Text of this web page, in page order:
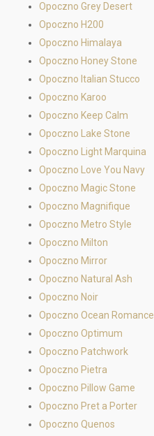
Opoczno Grey Desert
Opoczno H200
Opoczno Himalaya
Opoczno Honey Stone
Opoczno Italian Stucco
Opoczno Karoo
Opoczno Keep Calm
Opoczno Lake Stone
Opoczno Light Marquina
Opoczno Love You Navy
Opoczno Magic Stone
Opoczno Magnifique
Opoczno Metro Style
Opoczno Milton
Opoczno Mirror
Opoczno Natural Ash
Opoczno Noir
Opoczno Ocean Romance
Opoczno Optimum
Opoczno Patchwork
Opoczno Pietra
Opoczno Pillow Game
Opoczno Pret a Porter
Opoczno Quenos